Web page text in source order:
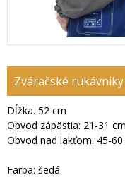
Zváračské rukávniky
Dĺžka. 52 cm
Obvod zápästia: 21-31 cm
Obvod nad lakťom: 45-60
Farba: šedá